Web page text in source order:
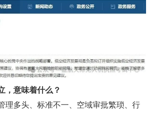
，意味着什么？
理多头、标准不一、空域审批繁琐、行